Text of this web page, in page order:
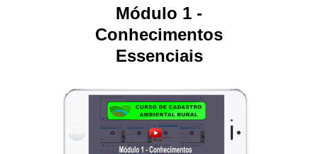
Módulo 1 -
Conhecimentos
Essenciais